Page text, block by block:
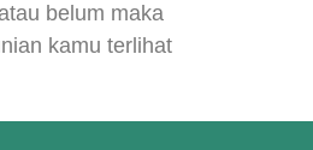
belum maka
kamu terlihat